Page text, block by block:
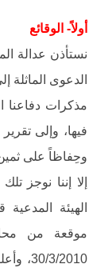
أولاً- الوقائع
نستأذن عدالة
الدعوى الماثلة
مذكرات دفاعنا
فيها، وإلى
وحِفاظاً على
إلا إننا نوجز
الهيئة
موقعة من
30/3/